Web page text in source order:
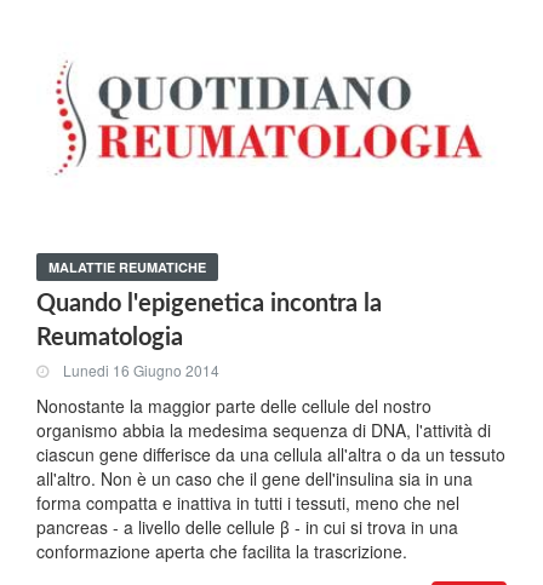
MALATTIE REUMATICHE
Quando l'epigenetica incontra la
Reumatologia
Lunedi 16 Giugno 2014
Nonostante la maggior parte delle cellule del nostro
organismo abbia la medesima sequenza di DNA, l'attività di
ciascun gene differisce da una cellula all'altra o da un tessuto
all'altro. Non è un caso che il gene dell'insulina sia in una
forma compatta e inattiva in tutti i tessuti, meno che nel
pancreas - a livello delle cellule β - in cui si trova in una
conformazione aperta che facilita la trascrizione.